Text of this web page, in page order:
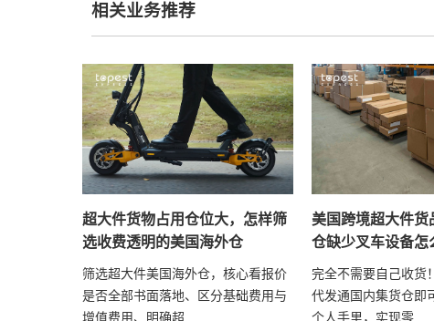
相关业务推荐
超大件货物占用仓位大，怎样筛
选收费透明的美国海外仓
筛选超大件美国海外仓，核心看报价
是否全部书面落地、区分基础费用与
增值费用、明确超...
美国跨境超大件货
仓缺少叉车设备怎
完全不需要自己收货
代发通国内集货仓即
个人手里，实现零...